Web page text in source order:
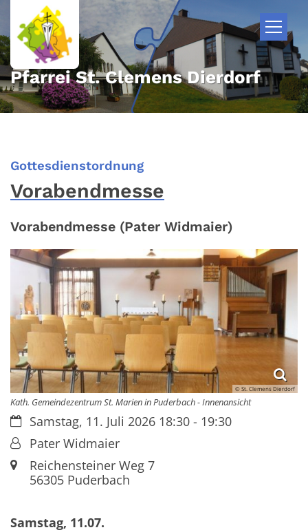
Zum Inhalt springen
Pfarrei St. Clemens Dierdorf
Gottesdienstordnung:
Vorabendmesse
Vorabendmesse (Pater Widmaier)
© St. Clemens Dierdorf
Kath. Gemeindezentrum St. Marien in Puderbach - Innenansicht
Datum:Samstag, 11. Juli 2026 18:30 - 19:30
Von:Pater Widmaier
Ort:Reichensteiner Weg 7
56305Puderbach
Samstag, 11.07.